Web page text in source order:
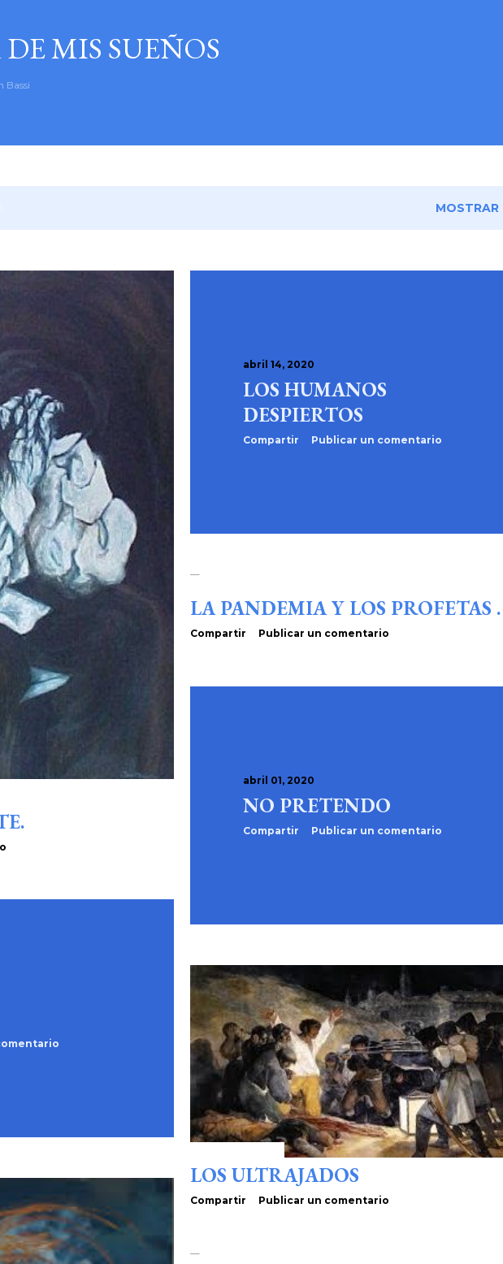
MIS SUEÑOS
Bassi
abril 14, 2020
LOS HUMANOS
DESPIERTOS
Compartir Publicar un comentario
LA PANDEMIA Y LOS PROFETAS .
Compartir Publicar un comentario
abril 01, 2020
NO PRETENDO
Compartir Publicar un comentario
LOS ULTRAJADOS
Compartir Publicar un comentario